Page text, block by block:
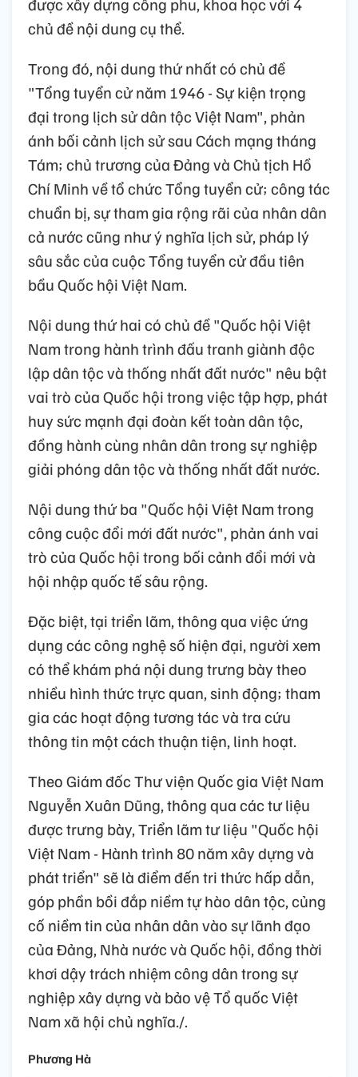
chủ đề nội dung cụ thể.
Trong đó, nội dung thứ nhất có chủ đề
"Tổng tuyển cử năm 1946 - Sự kiện trọng
đại trong lịch sử dân tộc Việt Nam", phản
ánh bối cảnh lịch sử sau Cách mạng tháng
Tám; chủ trương của Đảng và Chủ tịch Hồ
Chí Minh về tổ chức Tổng tuyển cử; công tác
chuẩn bị, sự tham gia rộng rãi của nhân dân
cả nước cũng như ý nghĩa lịch sử, pháp lý
sâu sắc của cuộc Tổng tuyển cử đầu tiên
bầu Quốc hội Việt Nam.
Nội dung thứ hai có chủ đề "Quốc hội Việt
Nam trong hành trình đấu tranh giành độc
lập dân tộc và thống nhất đất nước" nêu bật
vai trò của Quốc hội trong việc tập hợp, phát
huy sức mạnh đại đoàn kết toàn dân tộc,
đồng hành cùng nhân dân trong sự nghiệp
giải phóng dân tộc và thống nhất đất nước.
Nội dung thứ ba "Quốc hội Việt Nam trong
công cuộc đổi mới đất nước", phản ánh vai
trò của Quốc hội trong bối cảnh đổi mới và
hội nhập quốc tế sâu rộng.
Đặc biệt, tại triển lãm, thông qua việc ứng
dụng các công nghệ số hiện đại, người xem
có thể khám phá nội dung trưng bày theo
nhiều hình thức trực quan, sinh động; tham
gia các hoạt động tương tác và tra cứu
thông tin một cách thuận tiện, linh hoạt.
Theo Giám đốc Thư viện Quốc gia Việt Nam
Nguyễn Xuân Dũng, thông qua các tư liệu
được trưng bày, Triển lãm tư liệu "Quốc hội
Việt Nam - Hành trình 80 năm xây dựng và
phát triển" sẽ là điểm đến tri thức hấp dẫn,
góp phần bồi đắp niềm tự hào dân tộc, củng
cố niềm tin của nhân dân vào sự lãnh đạo
của Đảng, Nhà nước và Quốc hội, đồng thời
khơi dậy trách nhiệm công dân trong sự
nghiệp xây dựng và bảo vệ Tổ quốc Việt
Nam xã hội chủ nghĩa./.
Phương Hà